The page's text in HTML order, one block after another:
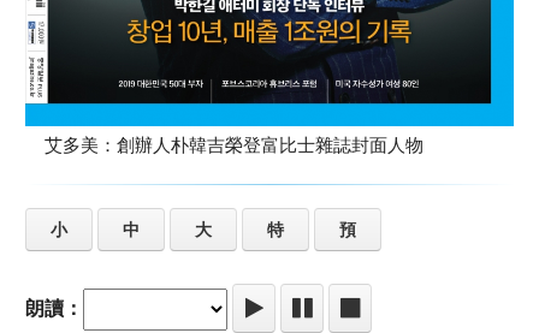
艾多美：創辦人朴韓吉榮登富比士雜誌封面人物
小 中 大 特 預
朗讀：